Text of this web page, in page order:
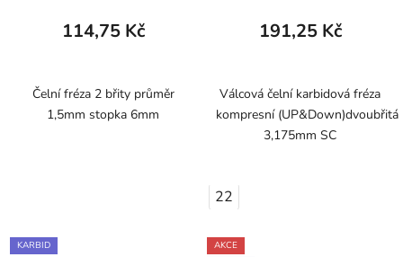
114,75 Kč
Čelní fréza 2 břity průměr
1,5mm stopka 6mm
191,25 Kč
Válcová čelní karbidová fréza
kompresní (UP&Down)dvoubřitá
3,175mm SC
22
KARBID
AKCE